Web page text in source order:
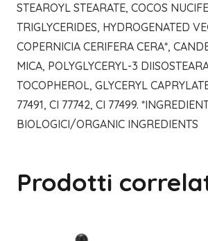
STEAROYL STEARATE, COCOS
TRIGLYCERIDES, HYDROGENATED
COPERNICIA CERIFERA CERA*,
MICA, POLYGLYCERYL-3
TOCOPHEROL, GLYCERYL
77491, CI 77742, CI 77499.
BIOLOGICI/ORGANIC INGREDIENTS
Prodotti